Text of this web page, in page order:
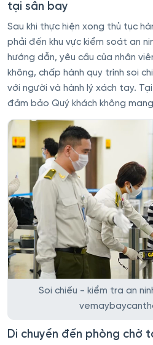
tại sân bay
Sau khi thực hiện xong thủ tục
phải đến khu vực kiểm soát an
hướng dẫn, yêu cầu của nhân
không, chấp hành quy trình soi
với người và hành lý xách tay.
đảm bảo Quý khách không
Soi chiếu - kiểm tra an
Di chuyển đến phòng chờ